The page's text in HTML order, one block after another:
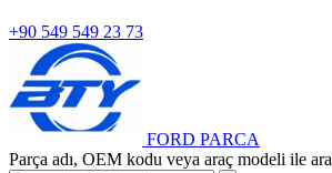
+90 549 549 23 73
FORD PARCA
Parça adı, OEM kodu veya araç modeli ile ara